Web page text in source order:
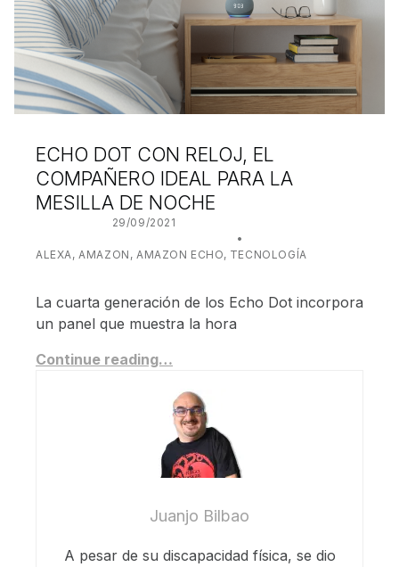
ECHO DOT CON RELOJ, EL
COMPAÑERO IDEAL PARA LA
MESILLA DE NOCHE
29/09/2021
ALEXA,AMAZON ,AMAZON ECHO, TECNOLOGÍA
La cuarta generación de los Echo Dot incorpora
un panel que muestra la hora
Continue reading…
Juanjo Bilbao
A pesar de su discapacidad física, se dio